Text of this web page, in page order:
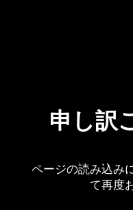
申し訳
ページの読み込み
て再度